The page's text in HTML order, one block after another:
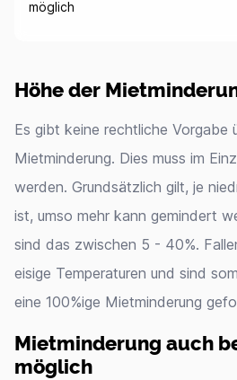
möglich
Höhe der
Es gibt keine rechtliche Vorgabe
Mietminderung. Dies muss im
werden. Grundsätzlich gilt, je
ist, umso mehr kann gemindert
sind das zwischen 5 - 40%.
eisige Temperaturen und sind
eine 100%ige Mietminderung
Mietminderung auch
möglich